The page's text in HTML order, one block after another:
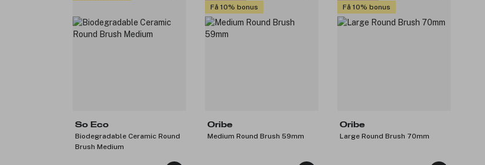
So Eco
Biodegradable Ceramic Round
Brush Medium
Få 10% bonus
Oribe
Medium Round Brush 59mm
Få 10% bonus
Oribe
Large Round Brush 70mm